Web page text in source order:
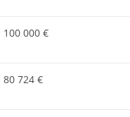
100 000 €
80 724 €